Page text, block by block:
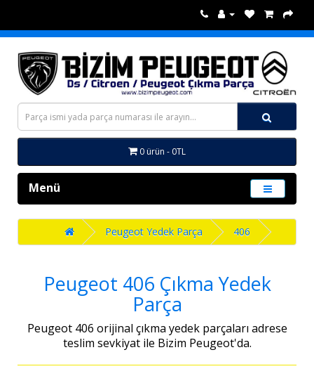
0 ürün - 0TL
Menü
Peugeot Yedek Parça 406
Peugeot 406 Çıkma Yedek
Parça
Peugeot 406 orijinal çıkma yedek parçaları adrese
teslim sevkiyat ile Bizim Peugeot'da.